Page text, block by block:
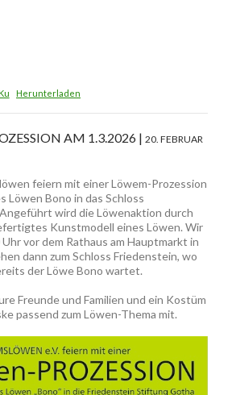
Herunterladen
AM 1.3.2026
20. FEBRUAR
feiern mit einer Löwem-Prozession
Löwen Bono in das Schloss
wird die Löwenaktion durch
Kunstmodell eines Löwen. Wir
vor dem Rathaus am Hauptmarkt in
dann zum Schloss Friedenstein, wo
der Löwe Bono wartet.
Freunde und Familien und ein Kostüm
passend zum Löwen-Thema mit.